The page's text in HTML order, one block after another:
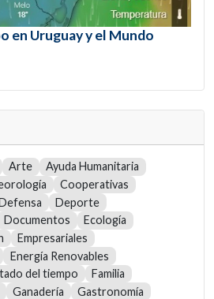
en Uruguay y el Mundo
Arte
Ayuda Humanitaria
Cooperativas
Deporte
Documentos
Ecología
Empresariales
Energía Renovables
del tiempo
Familia
Ganadería
Gastronomía